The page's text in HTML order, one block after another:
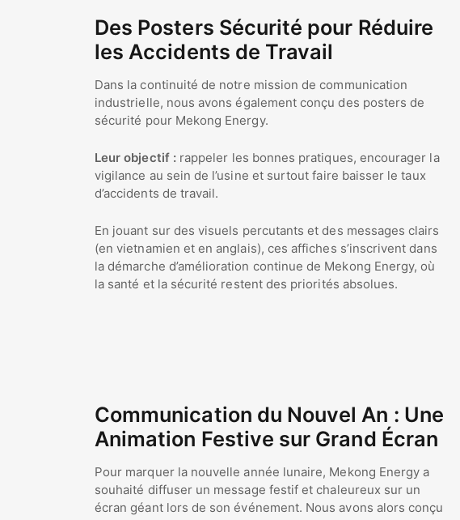
Des Posters Sécurité pour Réduire
les Accidents de Travail
Dans la continuité de notre mission de communication
industrielle, nous avons également conçu des posters de
sécurité pour Mekong Energy.
Leur objectif :rappeler les bonnes pratiques, encourager la
vigilance au sein de l’usine et surtout faire baisser le taux
d’accidents de travail.
En jouant sur des visuels percutants et des messages clairs
(en vietnamien et en anglais), ces affiches s’inscrivent dans
la démarche d’amélioration continue de Mekong Energy, où
la santé et la sécurité restent des priorités absolues.
Communication du Nouvel An : Une
Animation Festive sur Grand Écran
Pour marquer la nouvelle année lunaire, Mekong Energy a
souhaité diffuser un message festif et chaleureux sur un
écran géant lors de son événement. Nous avons alors conçu